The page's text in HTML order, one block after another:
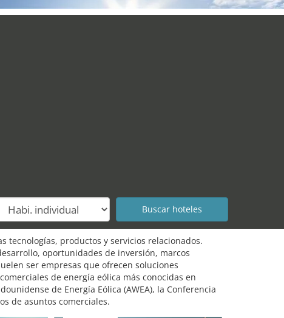
tecnologías, productos y servicios relacionados.
oportunidades de inversión, marcos
ser empresas que ofrecen soluciones
de energía eólica más conocidas en
de Energía Eólica (AWEA), la Conferencia
de asuntos comerciales.